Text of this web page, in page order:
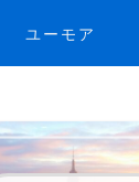
ユーモア